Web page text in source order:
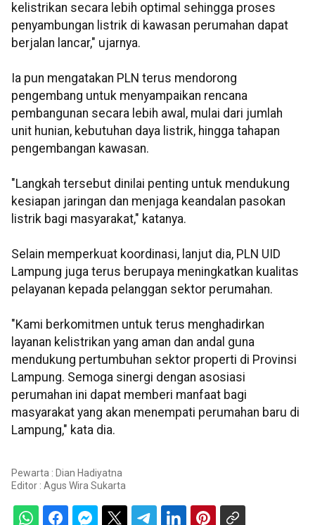
kelistrikan secara lebih optimal sehingga proses
penyambungan listrik di kawasan perumahan dapat
berjalan lancar," ujarnya.
Ia pun mengatakan PLN terus mendorong
pengembang untuk menyampaikan rencana
pembangunan secara lebih awal, mulai dari jumlah
unit hunian, kebutuhan daya listrik, hingga tahapan
pengembangan kawasan.
"Langkah tersebut dinilai penting untuk mendukung
kesiapan jaringan dan menjaga keandalan pasokan
listrik bagi masyarakat," katanya.
Selain memperkuat koordinasi, lanjut dia, PLN UID
Lampung juga terus berupaya meningkatkan kualitas
pelayanan kepada pelanggan sektor perumahan.
"Kami berkomitmen untuk terus menghadirkan
layanan kelistrikan yang aman dan andal guna
mendukung pertumbuhan sektor properti di Provinsi
Lampung. Semoga sinergi dengan asosiasi
perumahan ini dapat memberi manfaat bagi
masyarakat yang akan menempati perumahan baru di
Lampung," kata dia.
Pewarta : Dian Hadiyatna
Editor : Agus Wira Sukarta